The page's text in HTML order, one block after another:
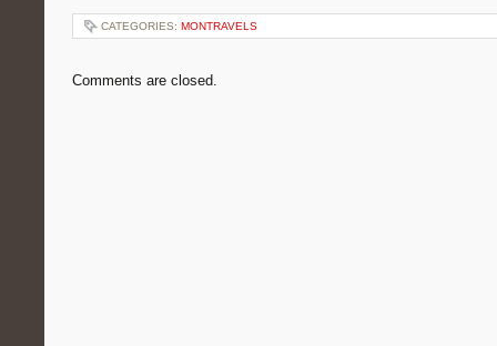
CATEGORIES: MONTRAVELS
Comments are closed.